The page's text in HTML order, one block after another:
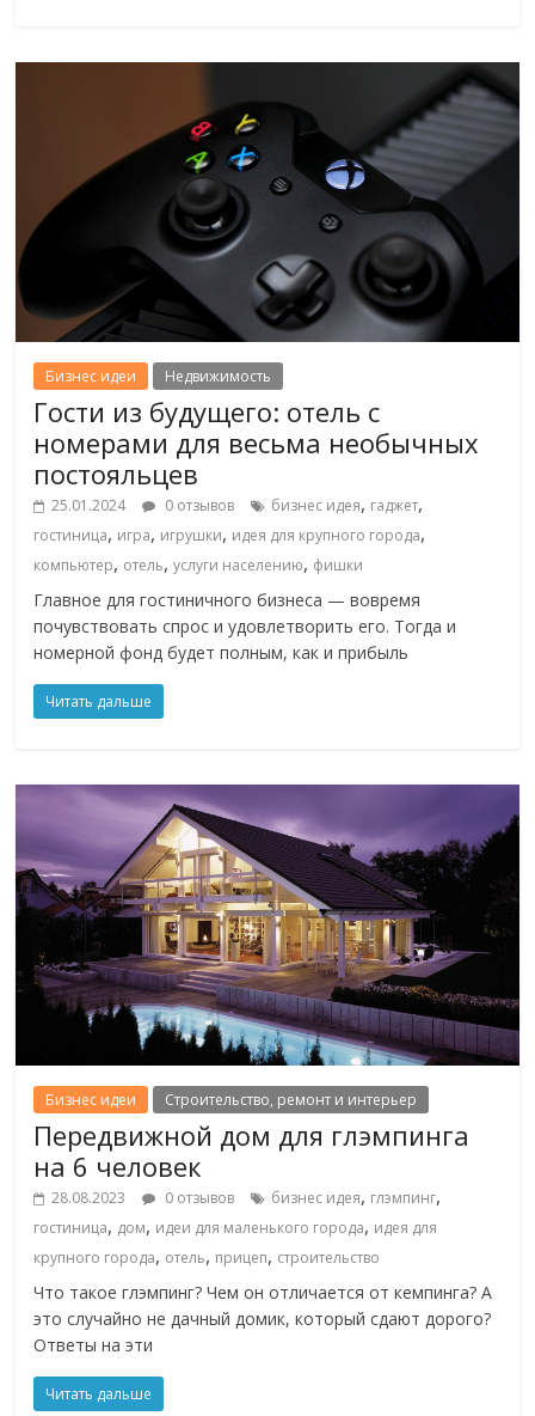
Бизнес идеи Недвижимость
Гости из будущего: отель с
номерами для весьма необычных
постояльцев
25.01.2024 0 отзывов бизнес идея, гаджет,
гостиница, игра, игрушки, идея для крупного города,
компьютер, отель,услуги населению, фишки
Главное для гостиничного бизнеса — вовремя
почувствовать спрос и удовлетворить его. Тогда и
номерной фонд будет полным, как и прибыль
Читать дальше
Бизнес идеи Строительство, ремонт и интерьер
Передвижной дом для глэмпинга
на 6 человек
28.08.2023 0 отзывов бизнес идея, глэмпинг,
гостиница, дом, идеи для маленького города, идея для
крупного города, отель, прицеп, строительство
Что такое глэмпинг? Чем он отличается от кемпинга? А
это случайно не дачный домик, который сдают дорого?
Ответы на эти
Читать дальше